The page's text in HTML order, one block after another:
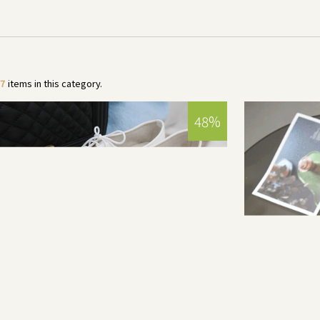
7 items in this category.
48%